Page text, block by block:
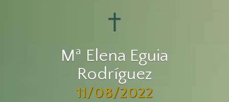
Mª Elena Eguia
Rodríguez
11/08/2022